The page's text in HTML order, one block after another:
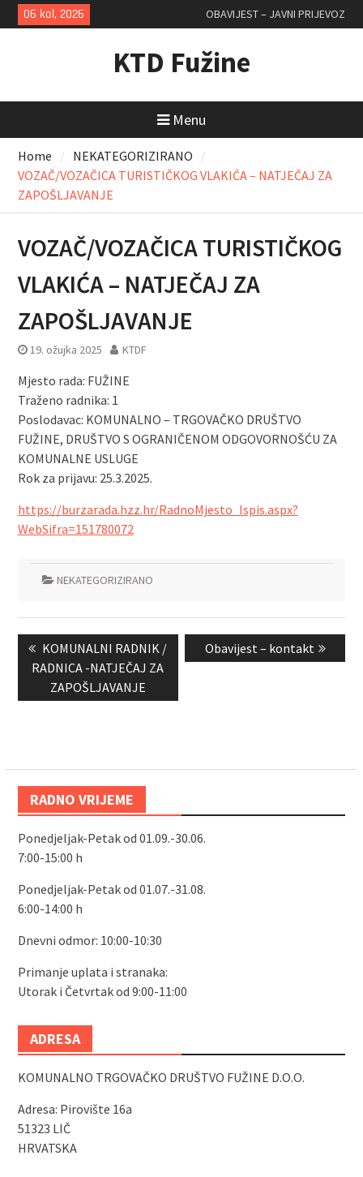
Skip
to
06 kol, 2026 OBAVIJEST – JAVNI PRIJEVOZ
KTD Fužine
Menu
Home
NEKATEGORIZIRANO
VOZAČ/VOZAČICA TURISTIČKOG VLAKIĆA – NATJEČAJ ZA
ZAPOŠLJAVANJE
VOZAČ/VOZAČICA TURISTIČKOG
VLAKIĆA – NATJEČAJ ZA
ZAPOŠLJAVANJE
19. ožujka 2025 KTDF
Mjesto rada: FUŽINE
Traženo radnika: 1
Poslodavac: KOMUNALNO – TRGOVAČKO DRUŠTVO
FUŽINE, DRUŠTVO S OGRANIČENOM ODGOVORNOŠĆU ZA
KOMUNALNE USLUGE
Rok za prijavu: 25.3.2025.
https://burzarada.hzz.hr/RadnoMjesto_Ispis.aspx?
WebSifra=151780072
NEKATEGORIZIRANO
Navigacija
objava
Previous
post:
KOMUNALNI RADNIK /
RADNICA -NATJEČAJ ZA
ZAPOŠLJAVANJE
Next
post:
Obavijest – kontakt
RADNO VRIJEME
Ponedjeljak-Petak od 01.09.-30.06.
7:00-15:00 h
Ponedjeljak-Petak od 01.07.-31.08.
6:00-14:00 h
Dnevni odmor: 10:00-10:30
Primanje uplata i stranaka:
Utorak i Četvrtak od 9:00-11:00
ADRESA
KOMUNALNO TRGOVAČKO DRUŠTVO FUŽINE D.O.O.
Adresa: Pirovište 16a
51323 LIČ
HRVATSKA